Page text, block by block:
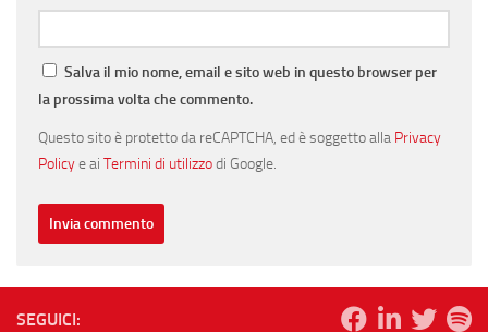
Salva il mio nome, email e sito web in questo browser per
la prossima volta che commento.
Questo sito è protetto da reCAPTCHA, ed è soggetto alla Privacy
Policye ai Termini di utilizzodi Google.
SEGUICI: